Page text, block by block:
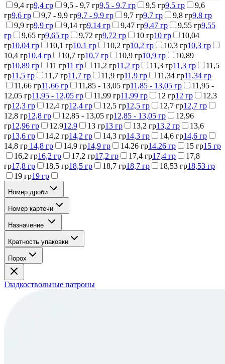
9,4 гр9,4 гр 9,5 - 9,7 гр9,5 - 9,7 гр 9,5 гр9,5 гр
9,6
гр9,6 гр 9,7 - 9,9 гр9,7 - 9,9 гр 9,7 гр9,7 гр 9,8 гр9,8 гр
9,9 гр9,9 гр 9,14 гр9,14 гр 9,47 гр9,47 гр 9,55 гр9,55
гр
9,65 гр9,65 гр 9,72 гр9,72 гр 10 гр10 гр
10,04
гр10,04 гр 10,1 гр10,1 гр 10,2 гр10,2 гр 10,3 гр10,3 гр
10,4 гр10,4 гр 10,7 гр10,7 гр 10,9 гр10,9 гр
10,89
гр10,89 гр 11 гр11 гр 11,2 гр11,2 гр 11,3 гр11,3 гр
11,5
гр11,5 гр 11,7 гр11,7 гр 11,9 гр11,9 гр 11,34 гр11,34 гр
11,66 гр11,66 гр 11,85 - 13,05 гр11,85 - 13,05 гр
11,95 -
12,05 гр11,95 - 12,05 гр 11,99 гр11,99 гр 12 гр12 гр
12,3
гр12,3 гр 12,4 гр12,4 гр 12,5 гр12,5 гр 12,7 гр12,7 гр
12,8 гр12,8 гр 12,85 - 13,05 гр12,85 - 13,05 гр
12,96
гр12,96 гр 12.912.9 13 гр13 гр 13,2 гр13,2 гр
13,6
гр13,6 гр 14,2 гр14,2 гр 14,3 гр14,3 гр 14,6 гр14,6 гр
14,8 гр 14,8 гр 14,9 гр14,9 гр 14.26 гр14.26 гр 15 гр15 гр
16,2 гр16,2 гр 17,2 гр17,2 гр 17,4 гр17,4 гр
17,8
гр17,8 гр 18,5 гр18,5 гр 18,7 гр18,7 гр 18,53 гр18,53 гр
19 гр19 гр
Номер дроби
Номер картечи
Назначение
Кратность упаковки
Порох
Гладкоствольные патроны